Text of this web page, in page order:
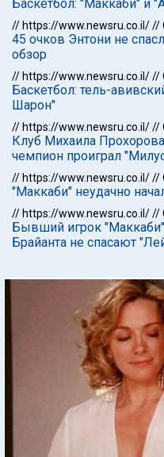
Баскетбол: "Маккаби" и
// https://www.newsru.co.il///
45 очков Энтони не
обзор
// https://www.newsru.co.il///
Баскетбол: тель-
Шарон"
// https://www.newsru.co.il///
Клуб Михаила
чемпион проиграл
// https://www.newsru.co.il///
"Маккаби" неудачно
// https://www.newsru.co.il///
Бывший игрок "Маккаби"
Брайанта не спасают